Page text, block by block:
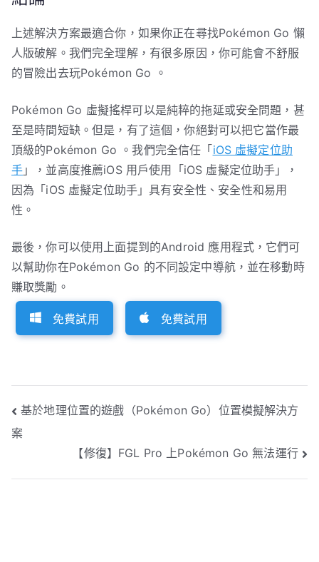
上述解決方案最適合你，如果你正在尋找Pokémon Go 懶
人版破解。我們完全理解，有很多原因，你可能會不舒服
的冒險出去玩Pokémon Go 。
Pokémon Go 虛擬搖桿可以是純粹的拖延或安全問題，甚
至是時間短缺。但是，有了這個，你絕對可以把它當作最
頂級的Pokémon Go 。我們完全信任「iOS 虛擬定位助
手 」，並高度推薦iOS 用戶使用「iOS 虛擬定位助手」，
因為「iOS 虛擬定位助手」具有安全性、安全性和易用
性。
最後，你可以使用上面提到的Android 應用程式，它們可
以幫助你在Pokémon Go 的不同設定中導航，並在移動時
賺取獎勵。
免費試用 免費試用
文
章
導
基於地理位置的遊戲（Pokémon Go）位置模擬解決方
案
【修復】FGL Pro 上Pokémon Go 無法運行